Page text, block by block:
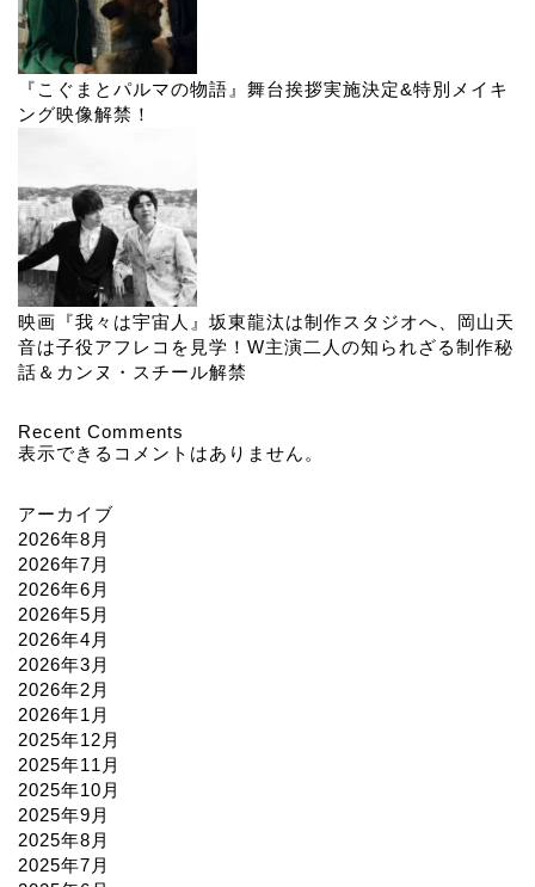
『こぐまとパルマの物語』舞台挨拶実施決定&特別メイキ
ング映像解禁！
映画『我々は宇宙人』坂東龍汰は制作スタジオへ、岡山天
音は子役アフレコを見学！W主演二人の知られざる制作秘
話＆カンヌ・スチール解禁
Recent Comments
表示できるコメントはありません。
アーカイブ
2026年8月
2026年7月
2026年6月
2026年5月
2026年4月
2026年3月
2026年2月
2026年1月
2025年12月
2025年11月
2025年10月
2025年9月
2025年8月
2025年7月